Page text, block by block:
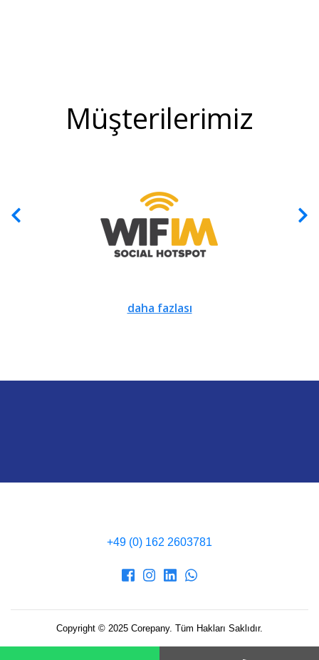
Müşterilerimiz
daha fazlası
‭+49 (0) 162 2603781‬
Copyright © 2025 Corepany. Tüm Hakları Saklıdır.